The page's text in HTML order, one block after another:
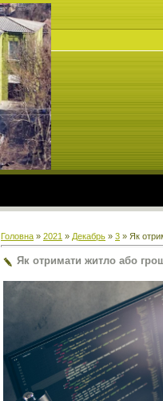
Головна » 2021 » Декабрь » 3 » Як
Як отримати житло або